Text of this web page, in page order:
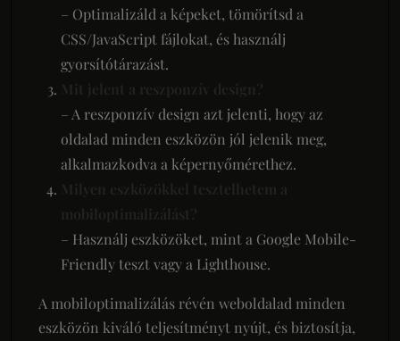
– Optimalizáld a képeket, tömörítsd a
CSS/JavaScript fájlokat, és használj
gyorsítótárazást.
Mit jelent a reszponzív design?
– A reszponzív design azt jelenti, hogy az
oldalad minden eszközön jól jelenik meg,
alkalmazkodva a képernyőmérethez.
Milyen eszközökkel tesztelhetem a
mobiloptimalizálást?
– Használj eszközöket, mint a Google Mobile-
Friendly teszt vagy a Lighthouse.
A mobiloptimalizálás révén weboldalad minden
eszközön kiváló teljesítményt nyújt, és biztosítja,